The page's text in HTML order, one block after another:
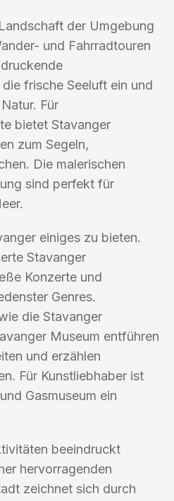
der Umgebung
und Fahrradtouren
frische Seeluft ein und
Für
bietet Stavanger
zum Segeln,
Die malerischen
sind perfekt für
einiges zu bieten.
Stavanger
Konzerte und
Genres.
die Stavanger
Museum entführen
und erzählen
Für Kunstliebhaber ist
Gasmuseum ein
beeindruckt
hervorragenden
zeichnet sich durch